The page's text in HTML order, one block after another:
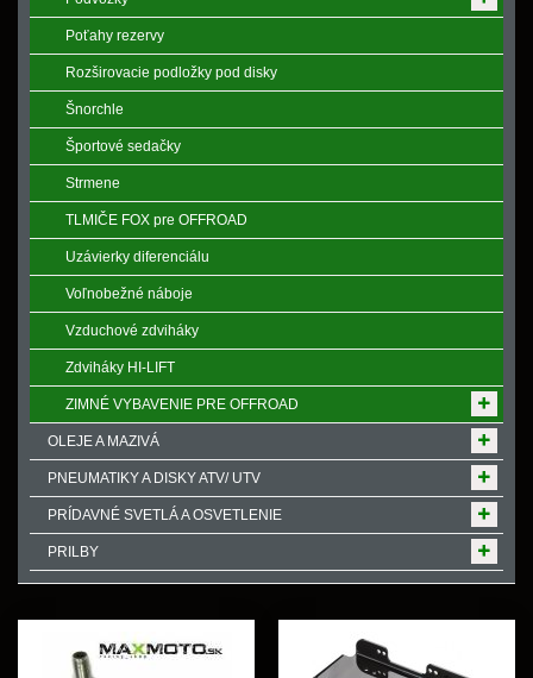
Poťahy rezervy
Rozširovacie podložky pod disky
Šnorchle
Športové sedačky
Strmene
TLMIČE FOX pre OFFROAD
Uzávierky diferenciálu
Voľnobežné náboje
Vzduchové zdviháky
Zdviháky HI-LIFT
ZIMNÉ VYBAVENIE PRE OFFROAD
OLEJE A MAZIVÁ
PNEUMATIKY A DISKY ATV/ UTV
PRÍDAVNÉ SVETLÁ A OSVETLENIE
PRILBY